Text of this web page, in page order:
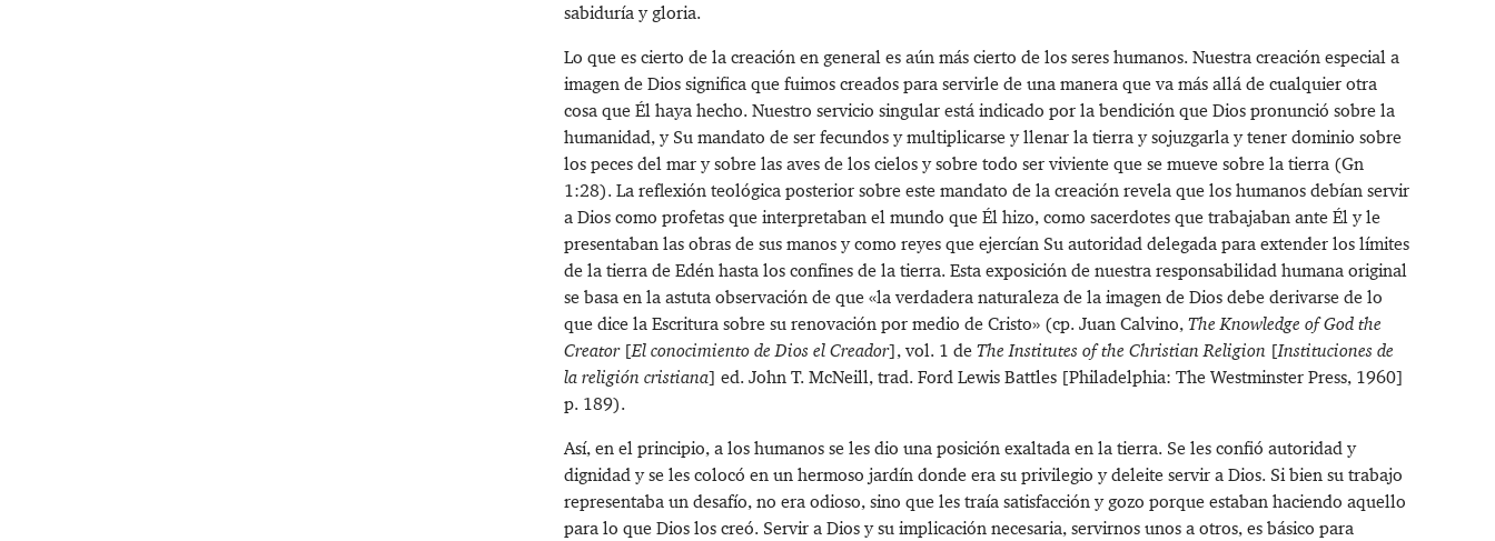
sabiduría y gloria.
Lo que es cierto de la creación en general es aún más cierto de los seres humanos. Nuestra creación especial a
imagen de Dios significa que fuimos creados para servirle de una manera que va más allá de cualquier otra
cosa que Él haya hecho. Nuestro servicio singular está indicado por la bendición que Dios pronunció sobre la
humanidad, y Su mandato de ser fecundos y multiplicarse y llenar la tierra y sojuzgarla y tener dominio sobre
los peces del mar y sobre las aves de los cielos y sobre todo ser viviente que se mueve sobre la tierra (Gn
1:28). La reflexión teológica posterior sobre este mandato de la creación revela que los humanos debían servir
a Dios como profetas que interpretaban el mundo que Él hizo, como sacerdotes que trabajaban ante Él y le
presentaban las obras de sus manos y como reyes que ejercían Su autoridad delegada para extender los límites
de la tierra de Edén hasta los confines de la tierra. Esta exposición de nuestra responsabilidad humana original
se basa en la astuta observación de que «la verdadera naturaleza de la imagen de Dios debe derivarse de lo
que dice la Escritura sobre su renovación por medio de Cristo» (cp. Juan Calvino,The Knowledge of God the
Creator [El conocimiento de Dios el Creador], vol. 1 deThe Institutes of the Christian Religion[Instituciones de
la religión cristiana] ed. John T. McNeill, trad. Ford Lewis Battles [Philadelphia: The Westminster Press, 1960]
p. 189).
Así, en el principio, a los humanos se les dio una posición exaltada en la tierra. Se les confió autoridad y
dignidad y se les colocó en un hermoso jardín donde era su privilegio y deleite servir a Dios. Si bien su trabajo
representaba un desafío, no era odioso, sino que les traía satisfacción y gozo porque estaban haciendo aquello
para lo que Dios los creó. Servir a Dios y su implicación necesaria, servirnos unos a otros, es básico para